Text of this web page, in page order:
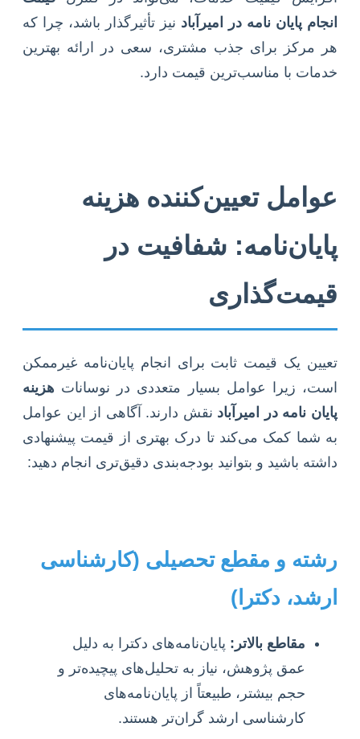
انجام پایان نامه در امیرآباد نیز تأثیرگذار باشد، چرا که
هر مرکز برای جذب مشتری، سعی در ارائه بهترین
خدمات با مناسب‌ترین قیمت دارد.
عوامل تعیین‌کننده هزینه
پایان‌نامه: شفافیت در
قیمت‌گذاری
تعیین یک قیمت ثابت برای انجام پایان‌نامه غیرممکن
است، زیرا عوامل بسیار متعددی در نوسانات هزینه
پایان نامه در امیرآباد نقش دارند. آگاهی از این عوامل
به شما کمک می‌کند تا درک بهتری از قیمت پیشنهادی
داشته باشید و بتوانید بودجه‌بندی دقیق‌تری انجام دهید:
رشته و مقطع تحصیلی (کارشناسی
ارشد، دکترا)
مقاطع بالاتر: پایان‌نامه‌های دکترا به دلیل
عمق پژوهش، نیاز به تحلیل‌های پیچیده‌تر و
حجم بیشتر، طبیعتاً از پایان‌نامه‌های
کارشناسی ارشد گران‌تر هستند.